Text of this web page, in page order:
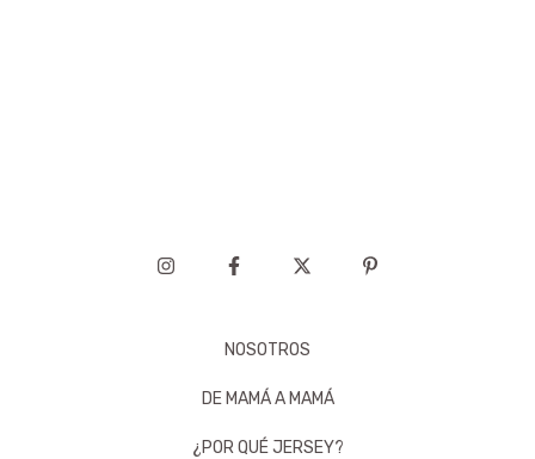
NOSOTROS
DE MAMÁ A MAMÁ
¿POR QUÉ JERSEY?